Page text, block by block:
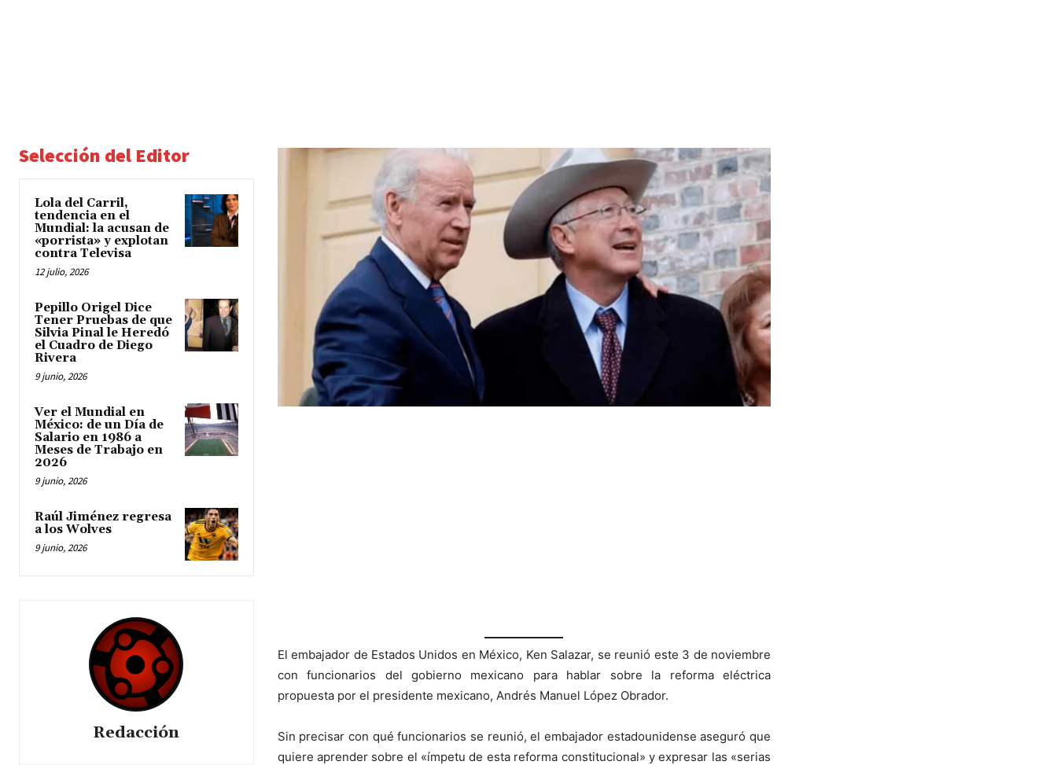
Selección del Editor
Lola del Carril,
tendencia en el
Mundial: la acusan de
«porrista» y explotan
contra Televisa
12 julio, 2026
Pepillo Origel Dice
Tener Pruebas de que
Silvia Pinal le Heredó
el Cuadro de Diego
Rivera
9 junio, 2026
Ver el Mundial en
México: de un Día de
Salario en 1986 a
Meses de Trabajo en
2026
9 junio, 2026
Raúl Jiménez regresa
a los Wolves
9 junio, 2026
Redacción
El embajador de Estados Unidos en México, Ken Salazar, se reunió este 3 de noviembre
con funcionarios del gobierno mexicano para hablar sobre la reforma eléctrica
propuesta por el presidente mexicano, Andrés Manuel López Obrador.
Sin precisar con qué funcionarios se reunió, el embajador estadounidense aseguró que
quiere aprender sobre el «ímpetu de esta reforma constitucional» y expresar las «serias